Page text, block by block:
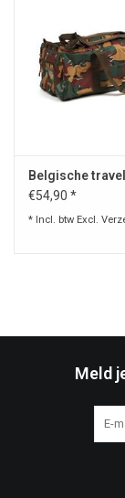
Schoenen
Survival
Belgische
€54,90 *
* Incl. btw Excl.
Meld